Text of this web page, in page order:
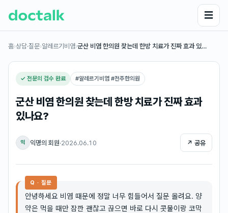
☰
홈›상담·질문›알레르기비염›군산 비염 한의원 찾는데 한방 치료가 진짜 효과 있…
✓ 전문의 검수 완료 #알레르기비염 #전주한의원
군산 비염 한의원 찾는데 한방 치료가 진짜 효과
있나요?
익 익명의 회원·2026.06.10 ↗ 공유
Q · 질문
안녕하세요 비염 때문에 정말 너무 힘들어서 질문 올려요. 양
약은 먹을 때만 잠깐 괜찮고 끊으면 바로 다시 콧물이랑 코막